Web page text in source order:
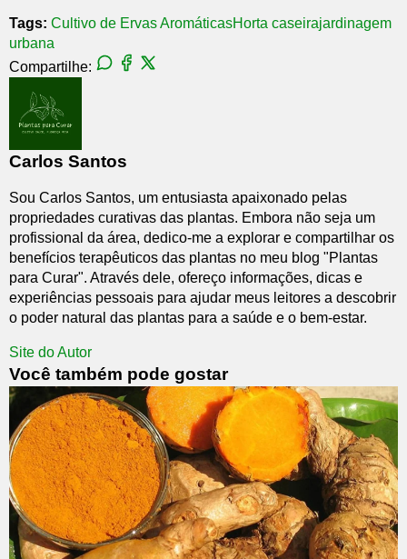
Tags: Cultivo de Ervas AromáticasHorta caseirajardinagem
urbana
Compartilhe:
Carlos Santos
Sou Carlos Santos, um entusiasta apaixonado pelas
propriedades curativas das plantas. Embora não seja um
profissional da área, dedico-me a explorar e compartilhar os
benefícios terapêuticos das plantas no meu blog "Plantas
para Curar". Através dele, ofereço informações, dicas e
experiências pessoais para ajudar meus leitores a descobrir
o poder natural das plantas para a saúde e o bem-estar.
Site do Autor
Você também pode gostar